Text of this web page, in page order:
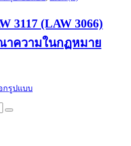
3117 (LAW 3066)
าความในกฏหมาย
฿
กรูปแบบ
product